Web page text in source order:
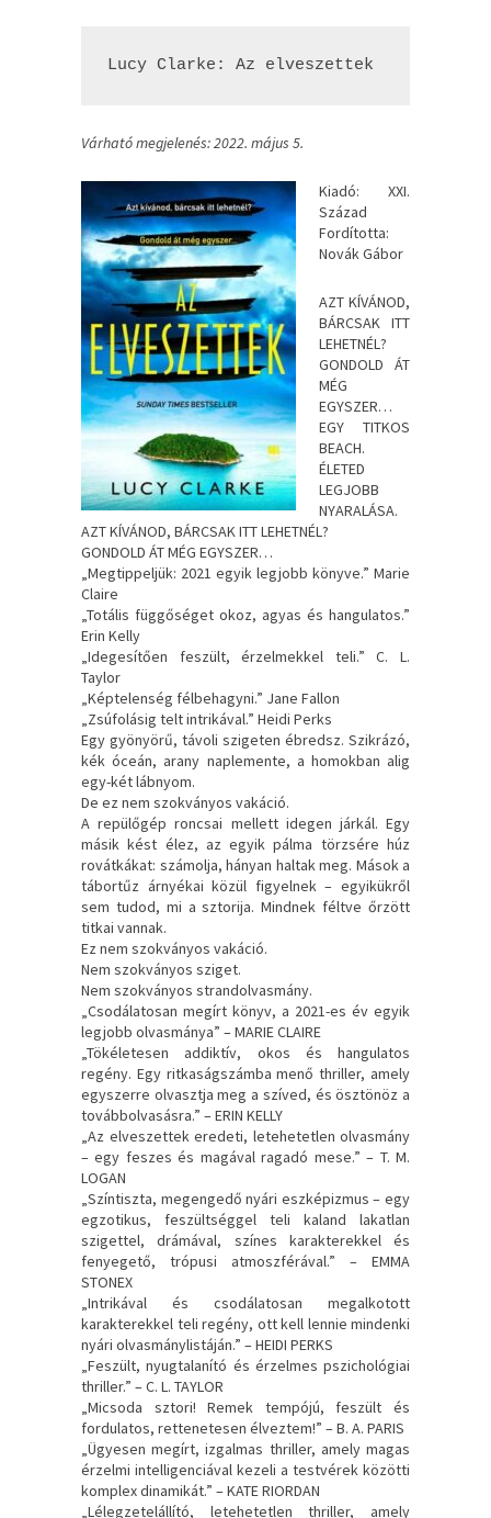
Lucy Clarke: Az ​elveszettek
Várható megjelenés: 2022. május 5.
Kiadó: XXI.
Század
Fordította:
Novák Gábor
AZT ​KÍVÁNOD,
BÁRCSAK ITT
LEHETNÉL?
GONDOLD ÁT
MÉG
EGYSZER…
EGY TITKOS
BEACH.
ÉLETED
LEGJOBB
NYARALÁSA.
AZT KÍVÁNOD, BÁRCSAK ITT LEHETNÉL?
GONDOLD ÁT MÉG EGYSZER…
„Megtippeljük: 2021 egyik legjobb könyve.” Marie
Claire
„Totális függőséget okoz, agyas és hangulatos.”
Erin Kelly
„Idegesítően feszült, érzelmekkel teli.” C. L.
Taylor
„Képtelenség félbehagyni.” Jane Fallon
„Zsúfolásig telt intrikával.” Heidi Perks
Egy gyönyörű, távoli szigeten ébredsz. Szikrázó,
kék óceán, arany naplemente, a homokban alig
egy-két lábnyom.
De ez nem szokványos vakáció.
A repülőgép roncsai mellett idegen járkál. Egy
másik kést élez, az egyik pálma törzsére húz
rovátkákat: számolja, hányan haltak meg. Mások a
tábortűz árnyékai közül figyelnek – egyikükről
sem tudod, mi a sztorija. Mindnek féltve őrzött
titkai vannak.
Ez nem szokványos vakáció.
Nem szokványos sziget.
Nem szokványos strandolvasmány.
„Csodálatosan megírt könyv, a 2021-es év egyik
legjobb olvasmánya” – MARIE CLAIRE
„Tökéletesen addiktív, okos és hangulatos
regény. Egy ritkaságszámba menő thriller, amely
egyszerre olvasztja meg a szíved, és ösztönöz a
továbbolvasásra.” – ERIN KELLY
„Az elveszettek eredeti, letehetetlen olvasmány
– egy feszes és magával ragadó mese.” – T. M.
LOGAN
„Színtiszta, megengedő nyári eszképizmus – egy
egzotikus, feszültséggel teli kaland lakatlan
szigettel, drámával, színes karakterekkel és
fenyegető, trópusi atmoszférával.” – EMMA
STONEX
„Intrikával és csodálatosan megalkotott
karakterekkel teli regény, ott kell lennie mindenki
nyári olvasmánylistáján.” – HEIDI PERKS
„Feszült, nyugtalanító és érzelmes pszichológiai
thriller.” – C. L. TAYLOR
„Micsoda sztori! Remek tempójú, feszült és
fordulatos, rettenetesen élveztem!” – B. A. PARIS
„Ügyesen megírt, izgalmas thriller, amely magas
érzelmi intelligenciával kezeli a testvérek közötti
komplex dinamikát.” – KATE RIORDAN
„Lélegzetelállító, letehetetlen thriller, amely